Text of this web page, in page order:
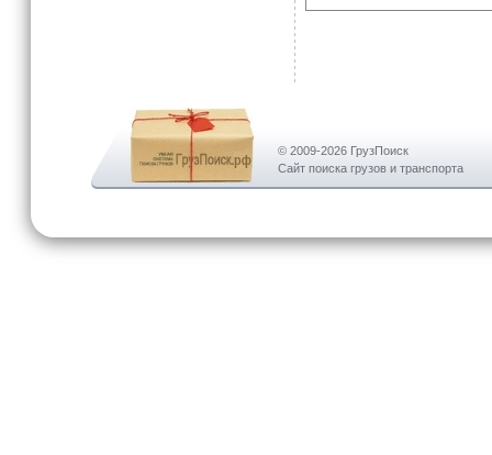
© 2009-2026 ГрузПоиск
Сайт поиска грузов и транспорта